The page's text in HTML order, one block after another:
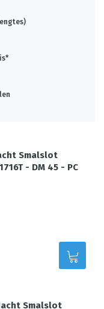
Smalslot
- DM 45 - PC
Smalslot